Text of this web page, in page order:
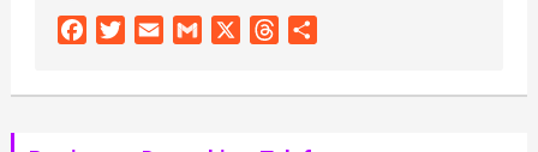
FacebookTwitterEmail Gmail Threads